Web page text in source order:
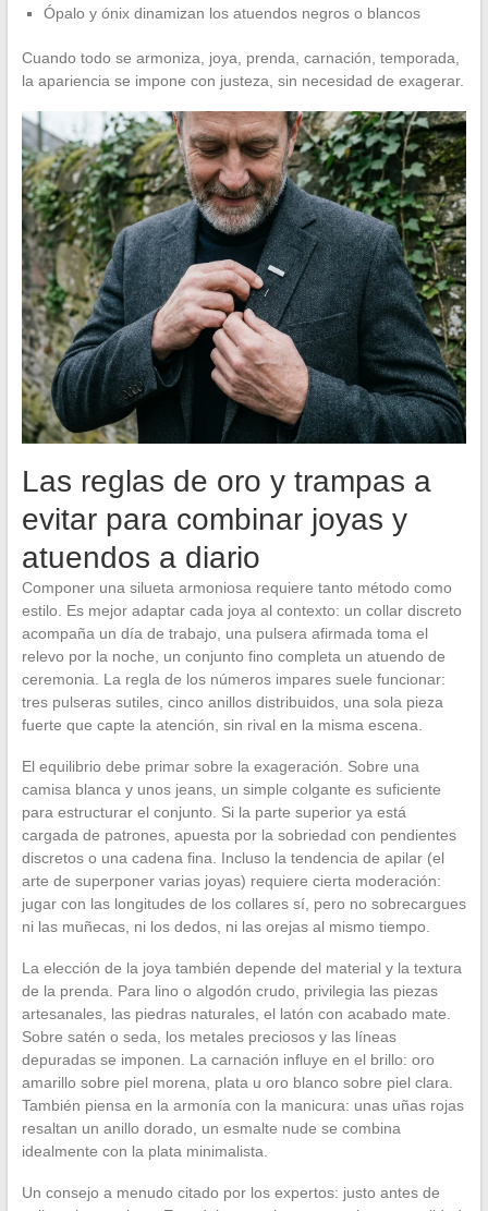
Ópalo y ónix dinamizan los atuendos negros o blancos
Cuando todo se armoniza, joya, prenda, carnación, temporada,
la apariencia se impone con justeza, sin necesidad de exagerar.
Las reglas de oro y trampas a
evitar para combinar joyas y
atuendos a diario
Componer una silueta armoniosa requiere tanto método como
estilo. Es mejor adaptar cada joya al contexto: un collar discreto
acompaña un día de trabajo, una pulsera afirmada toma el
relevo por la noche, un conjunto fino completa un atuendo de
ceremonia. La regla de los números impares suele funcionar:
tres pulseras sutiles, cinco anillos distribuidos, una sola pieza
fuerte que capte la atención, sin rival en la misma escena.
El equilibrio debe primar sobre la exageración. Sobre una
camisa blanca y unos jeans, un simple colgante es suficiente
para estructurar el conjunto. Si la parte superior ya está
cargada de patrones, apuesta por la sobriedad con pendientes
discretos o una cadena fina. Incluso la tendencia de apilar (el
arte de superponer varias joyas) requiere cierta moderación:
jugar con las longitudes de los collares sí, pero no sobrecargues
ni las muñecas, ni los dedos, ni las orejas al mismo tiempo.
La elección de la joya también depende del material y la textura
de la prenda. Para lino o algodón crudo, privilegia las piezas
artesanales, las piedras naturales, el latón con acabado mate.
Sobre satén o seda, los metales preciosos y las líneas
depuradas se imponen. La carnación influye en el brillo: oro
amarillo sobre piel morena, plata u oro blanco sobre piel clara.
También piensa en la armonía con la manicura: unas uñas rojas
resaltan un anillo dorado, un esmalte nude se combina
idealmente con la plata minimalista.
Un consejo a menudo citado por los expertos: justo antes de